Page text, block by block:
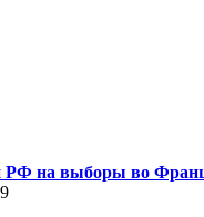
РФ на выборы во